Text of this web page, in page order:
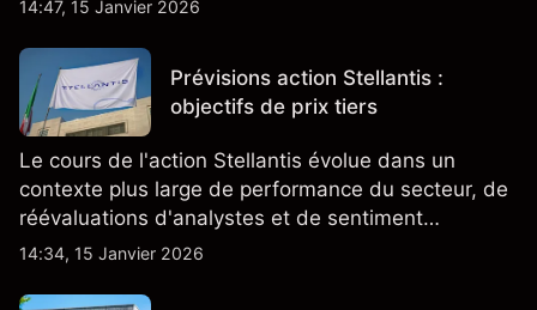
14:47, 15 Janvier 2026
Prévisions action Stellantis :
objectifs de prix tiers
Le cours de l'action Stellantis évolue dans un
contexte plus large de performance du secteur, de
réévaluations d'analystes et de sentiment
changeant, qui ensemble aident à comprendre
14:34, 15 Janvier 2026